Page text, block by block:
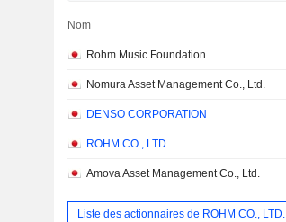
Nom
Rohm Music Foundation
Nomura Asset Management Co., Ltd.
DENSO CORPORATION
ROHM CO., LTD.
Amova Asset Management Co., Ltd.
Liste des actionnaires de ROHM CO., LTD.